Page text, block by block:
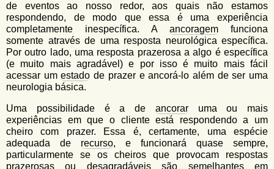
de eventos ao nosso redor, aos quais não estamos
respondendo, de modo que essa é uma experiência
completamente inespecífica. A ancoragem funciona
somente através de uma resposta neurológica específica.
Por outro lado, uma resposta prazerosa a algo é específica
(e muito mais agradável) e por isso é muito mais fácil
acessar umestado de prazer e ancorá-lo além de ser uma
neurologia básica.
Uma possibilidade é a de ancoraruma ou mais
experiências em que o cliente está respondendo a um
cheiro com prazer. Essa é, certamente, uma espécie
adequada de recurso, e funcionará quase sempre,
particularmente se os cheiros que provocam respostas
prazerosas ou desagradáveis são semelhantes em